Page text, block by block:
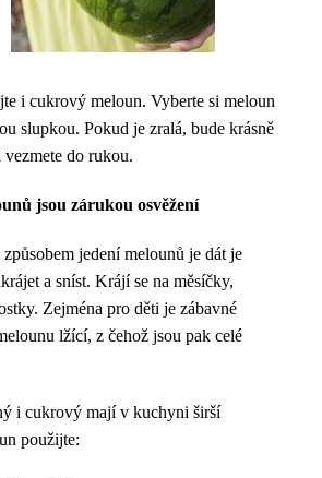
i cukrový meloun. Vyberte si meloun
slupkou. Pokud je zralá, bude krásně
do rukou.
jsou zárukou osvěžení
jedení melounů je dát je
a sníst. Krájí se na měsíčky,
Zejména pro děti je zábavné
lžící, z čehož jsou pak celé
i cukrový mají v kuchyni širší
použijte: